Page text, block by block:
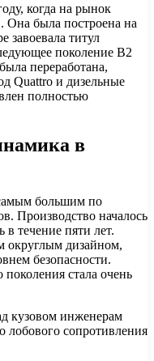
когда на рынок
Она была построена на
завоевала титул
поколение B2
переработана,
Quattro и дизельные
полностью
в
большим по
Производство началось
в течение пяти лет.
округлым дизайном,
безопасности.
стала очень
кузовом инженерам
лобового сопротивления